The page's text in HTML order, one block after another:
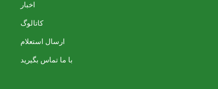
اخبار
کاتالوگ
ارسال استعلام
با ما تماس بگیرید